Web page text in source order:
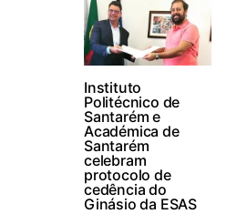
Instituto
Politécnico de
Santarém e
Académica de
Santarém
celebram
protocolo de
cedência do
Ginásio da ESAS